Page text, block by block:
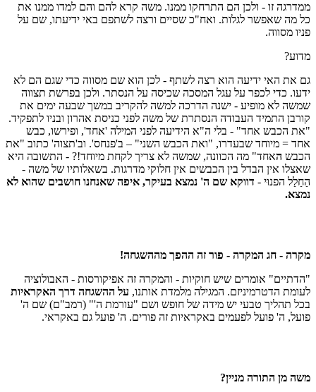
ממדרגה זו - ולכן הם התרחקו ממנו. משה קרא להם והם למדו ממנו את
כל מה שאפשר לגלות. ואח"כ שסיים ורצה לשתפם באי ידיעתו, שם על
פניו מסווה.
מדוע?
גם את האי ידיעה הוא רצה לשתף - לכן הוא שם מסווה כדי שגם הם לא
ידעו. כדי לכפר על עגל המסכה שכיסה על הנסתר. ולכן בפרשת תצווה
שמשה לא מופיע - ישנה הדרכה למשה להקריב במשך שבעה ימים את
קורבן התמיד העבודה הנסתרת של משה לפני כניסת אהרון ובניו לתפקיד.
"את הכבש אחד" - בלי ה"א הידיעה לפני המילה 'אחד', ופירשו, כבש
אחד = מיוחד שבעדרו, "ואת הכבש השני" – ב'פנחס'. וב'תצוה' כתוב "את
הכבש האחד" מה הכוונה, שמשה לא צריך לקחת מיוחד!? - התשובה היא
שאצלו אין הבדל בין הכבשים אין חלוקי מדרגות. בשאלותיו של משה -
הַחַלַל הפנוּי - דווקא שם ה' נמצא בעיקר, איפה שאנחנו חושבים שהוא לא
נמצא.
מקרה - חג המקרה - פור זה ההפך מההשגחה!
"הדתיים" אומרים שיש חוקיות - והמקרה זה אפיקורסות - האבולוציה
לעומת הדטרמיניזם. המגילה מלמדת אותנו, על ההשגחה דרך האקראיות
בכל תהליך טבעי יש מידה של חופש ושם "עורמת ה'" (רמב"ם) שם ה'
פועל, ה' פועל לפעמים באקראיות זה פורים. ה' פועל גם באקראי.
משה מן התורה מניין?